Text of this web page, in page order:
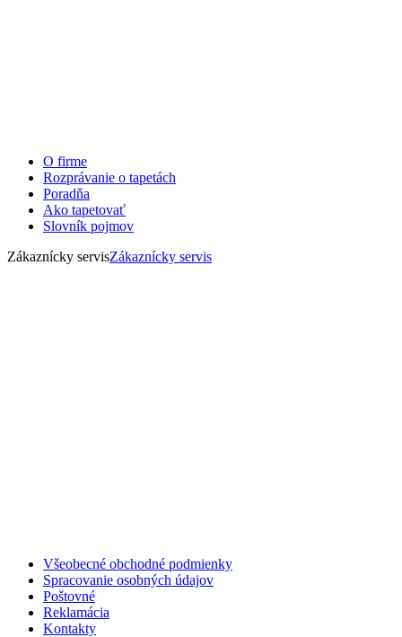
O firme
Rozprávanie o tapetách
Poradňa
Ako tapetovať
Slovník pojmov
Zákaznícky servisZákaznícky servis
Všeobecné obchodné podmienky
Spracovanie osobných údajov
Poštovné
Reklamácia
Kontakty